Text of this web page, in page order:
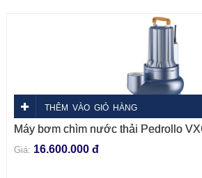
THÊM VÀO GIỎ HÀNG
Máy bơm chìm nước thải Pedrollo
Giá: 16.600.000 đ